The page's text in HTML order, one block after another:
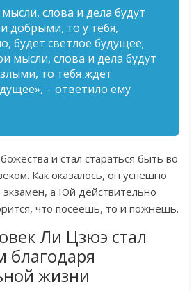
слова и дела будут
добрыми, то у тебя,
будет светлое будущее;
мысли, слова и дела будут
то тебя ждет
– ответило ему
и стал стараться быть во
Как оказалось, он успешно
экзамен, а Юй действительно
что посеешь, то и пожнешь.
Ли Цзюэ стал
благодаря
жизни